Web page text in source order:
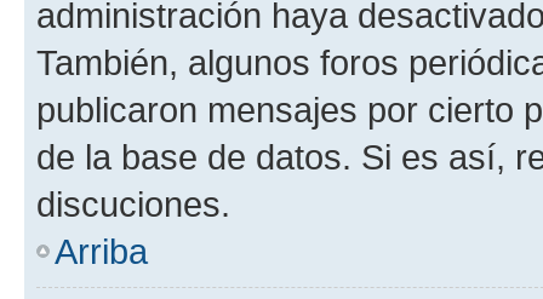
administración haya
También, algunos foros
publicaron mensajes por cierto
de la base de datos. Si es así,
discuciones.
Arriba